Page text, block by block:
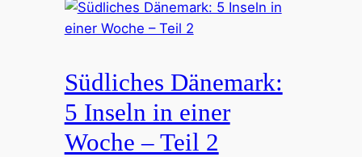
Südliches Dänemark:
5 Inseln in einer
Woche – Teil 2